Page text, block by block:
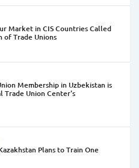
Market in CIS Countries Called
of Trade Unions
Membership in Uzbekistan is
Union Center's
Plans to Train One